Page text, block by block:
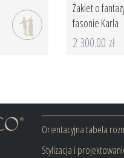
Żakiet o
fasonie Karla
2 300.00 zł
Orientacyjna tabela
Stylizacja i